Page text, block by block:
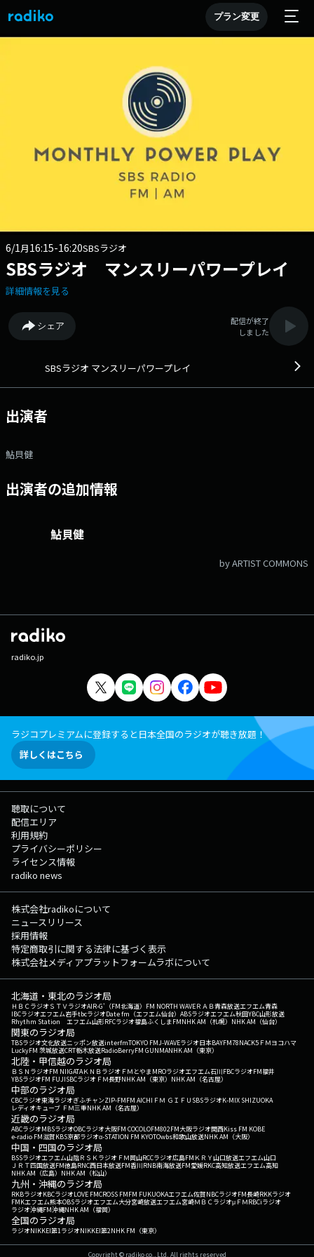
プラン変更
6/1月16:15-16:20SBSラジオ
SBSラジオ マンスリーパワープレイ
詳細情報を見る
シェア
配信が終了
しました
SBSラジオ マンスリーパワープレイ
出演者
鮎貝健
出演者の追加情報
鮎貝健
by ARTIST COMMONS
radiko.jp
ラジコプレミアムに登録すると日本全国のラジオが聴き放題！
詳しくはこちら
聴取について
配信エリア
利用規約
プライバシーポリシー
ライセンス情報
radiko news
株式会社radikoについて
ニュースリリース
採用情報
特定商取引に関する法律に基づく表示
株式会社メディアプラットフォームラボについて
北海道・東北のラジオ局
ＨＢＣラジオＳＴＶラジオAIR-G'（FM北海道） FM NORTH WAVEＲＡＢ青森放送エフエム青森
IBCラジオエフエム岩手tbcラジオDate fm（エフエム仙台） ABSラジオエフエム秋田YBC山形放送
Rhythm Station エフエム山形RFCラジオ福島ふくしまFMNHK AM（札幌） NHK AM（仙台）
関東のラジオ局
TBSラジオ文化放送ニッポン放送interfmTOKYO FMJ-WAVEラジオ日本BAYFM78NACK5 ＦＭヨコハマ
LuckyFM 茨城放送CRT栃木放送RadioBerryFM GUNMANHK AM（東京）
北陸・甲信越のラジオ局
ＢＳＮラジオFM NIIGATAＫＮＢラジオ ＦＭとやまMROラジオエフエム石川FBCラジオFM福井
YBSラジオFM FUJISBCラジオ ＦＭ長野NHK AM（東京） NHK AM（名古屋）
中部のラジオ局
CBCラジオ東海ラジオぎふチャンZIP-FMFM AICHI ＦＭ ＧＩＦＵ SBSラジオK-MIX SHIZUOKA
レディオキューブ ＦＭ三重NHK AM（名古屋）
近畿のラジオ局
ABCラジオMBSラジオOBCラジオ大阪FM COCOLOFM802FM大阪ラジオ関西Kiss FM KOBE
e-radio FM滋賀KBS京都ラジオα-STATION FM KYOTOwbs和歌山放送NHK AM（大阪）
中国・四国のラジオ局
BSSラジオエフエム山陰ＲＳＫラジオ ＦＭ岡山RCCラジオ広島FM ＫＲＹ山口放送エフエム山口
ＪＲＴ四国放送FM徳島RNC西日本放送FM香川RNB南海放送FM愛媛RKC高知放送エフエム高知
NHK AM（広島） NHK AM（松山）
九州・沖縄のラジオ局
RKBラジオKBCラジオLOVE FMCROSS FMFM FUKUOKAエフエム佐賀NBCラジオFM長崎RKKラジオ
FMKエフエム熊本OBSラジオエフエム大分宮崎放送エフエム宮崎ＭＢＣラジオμＦＭRBCiラジオ
ラジオ沖縄FM沖縄NHK AM（福岡）
全国のラジオ局
ラジオNIKKEI第1ラジオNIKKEI第2NHK FM（東京）
Copyright © radiko co., Ltd. All rights reserved